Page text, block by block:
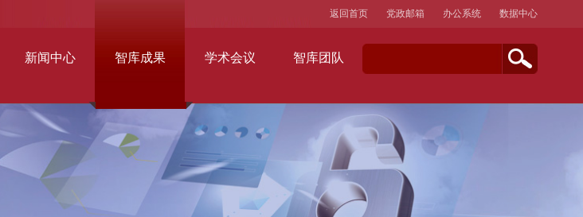
新闻中心 智库成果 学术会议 智库团队
返回首页 党政邮箱 办公系统 数据中心